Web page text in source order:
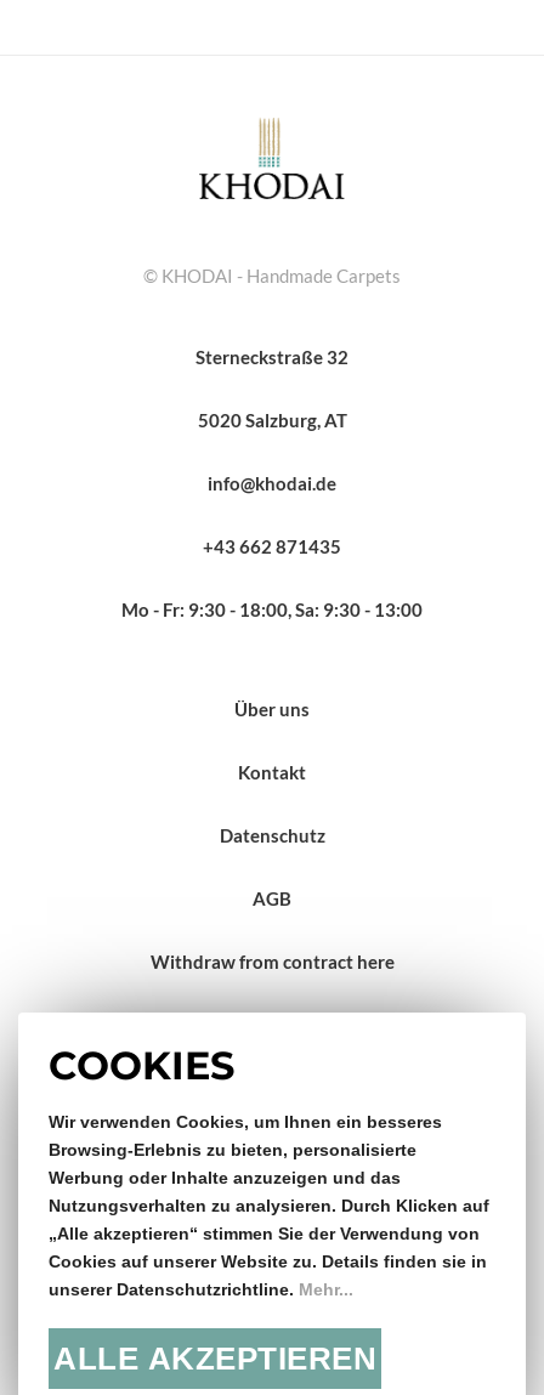
COOKIES
Wir verwenden Cookies, um Ihnen ein besseres
Browsing-Erlebnis zu bieten, personalisierte
Werbung oder Inhalte anzuzeigen und das
Nutzungsverhalten zu analysieren. Durch Klicken auf
„Alle akzeptieren“ stimmen Sie der Verwendung von
Cookies auf unserer Website zu. Details finden sie in
unserer Datenschutzrichtline. Mehr...
ALLE AKZEPTIEREN
© KHODAI - Handmade Carpets
Sterneckstraße 32
5020 Salzburg, AT
info@khodai.de
+43 662 871435
Mo - Fr: 9:30 - 18:00, Sa: 9:30 - 13:00
Über uns
Kontakt
Datenschutz
AGB
Withdraw from contract here
Gratis Versand & Rückversand
ab €150,- Bestellwert
14 Tage Rückgaberecht